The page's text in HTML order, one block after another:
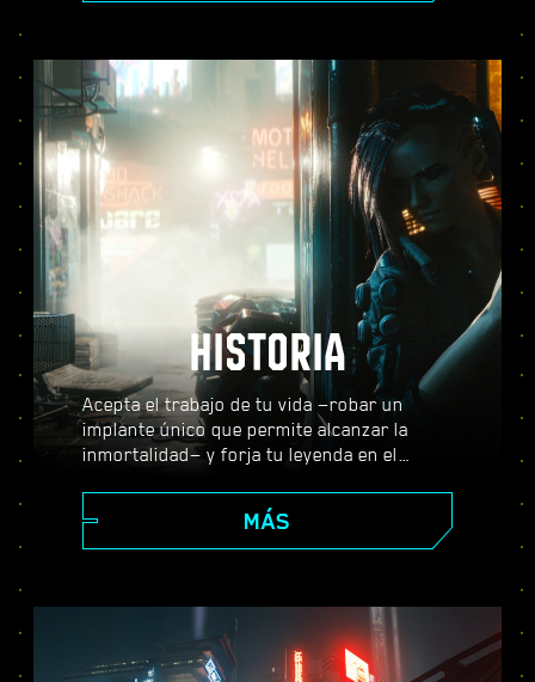
entre tres modos de gráficos (Rendimiento,
descubre unos efectos visuales mejorados,
una acción más fluida y todo lo que
Cyberpunk 2077 puede ofrecer en PS5®
Pro.
HISTORIA
Acepta el trabajo de tu vida —robar un
implante único que permite alcanzar la
inmortalidad— y forja tu leyenda en el
tus decisiones darán forma a la historia y a
las personas que te rodean. Realiza todo
tipo de encargos para prosperar desde
mientras descubres los misterios que
envuelven al valiosísimo implante con el
que todo el mundo quiere hacerse.
MÁS